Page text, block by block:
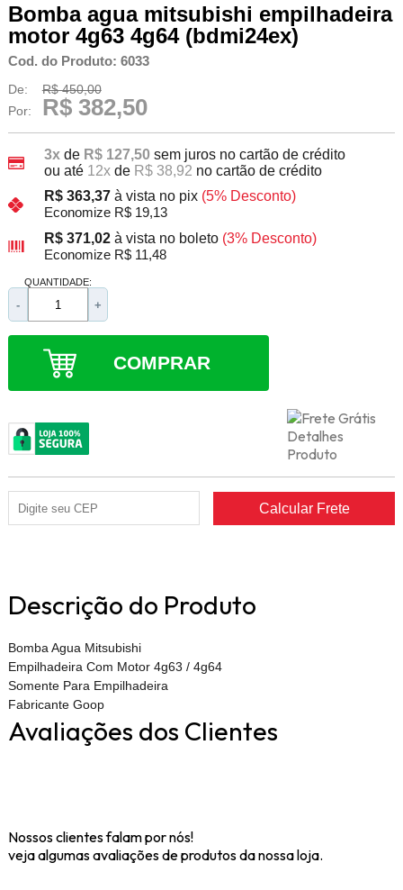
Bomba agua mitsubishi empilhadeira
motor 4g63 4g64 (bdmi24ex)
Cod. do Produto: 6033
De:
R$ 450,00
Por:
R$ 382,50
3xde R$ 127,50 sem juros no cartão de crédito
ou até 12xde R$ 38,92 no cartão de crédito
R$ 363,37 à vista no pix (5% Desconto)
Economize R$ 19,13
R$ 371,02 à vista no boleto (3% Desconto)
Economize R$ 11,48
QUANTIDADE:
- +
COMPRAR
Descrição do Produto
Bomba Agua Mitsubishi
Empilhadeira Com Motor 4g63 / 4g64
Somente Para Empilhadeira
Fabricante Goop
Avaliações dos Clientes
Nossos clientes falam por nós!
veja algumas avaliações de produtos da nossa loja.